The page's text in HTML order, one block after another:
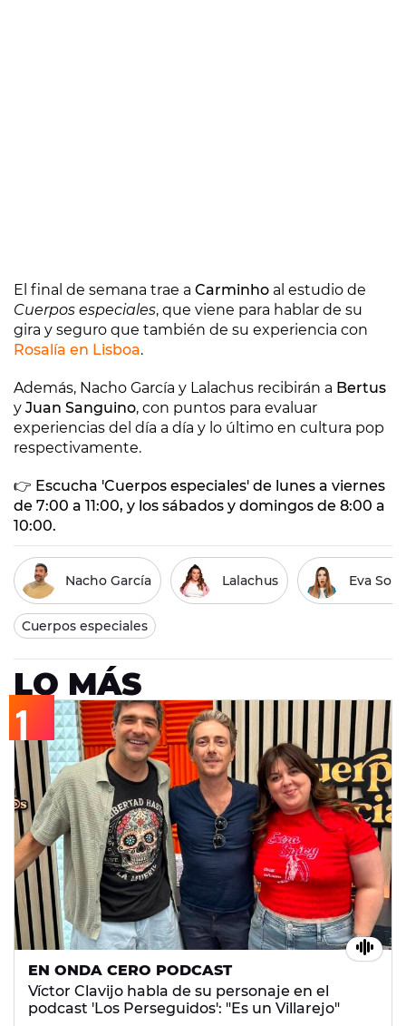
El final de semana trae a Carminho al estudio de
Cuerpos especiales, que viene para hablar de su
gira y seguro que también de su experiencia con
Rosalía en Lisboa.
Además, Nacho García y Lalachus recibirán a Bertus
y Juan Sanguino, con puntos para evaluar
experiencias del día a día y lo último en cultura pop
respectivamente.
👉 Escucha 'Cuerpos especiales' de lunes a viernes
de 7:00 a 11:00, y los sábados y domingos de 8:00 a
10:00.
Nacho García Lalachus Eva
Cuerpos especiales
LO MÁS
EN ONDA CERO PODCAST
Víctor Clavijo habla de su personaje en el
podcast 'Los Perseguidos': "Es un Villarejo"